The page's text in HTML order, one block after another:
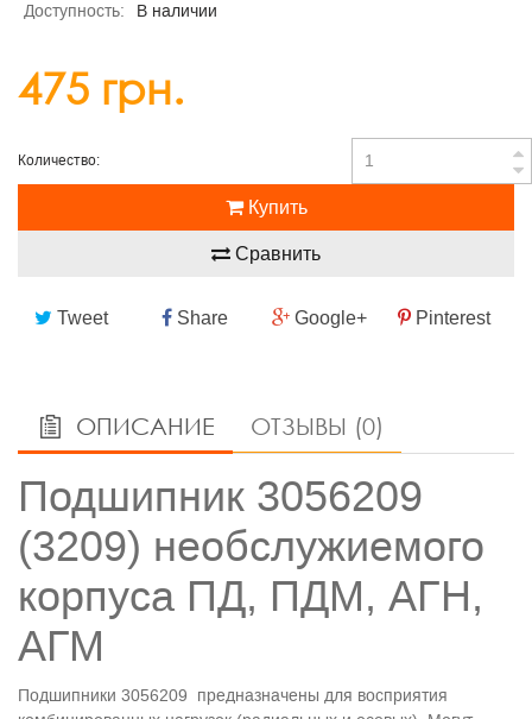
Доступность:
В наличии
475 грн.
Количество:
Купить
Сравнить
Tweet Share Google+ Pinterest
ОПИСАНИЕ ОТЗЫВЫ (0)
Подшипник 3056209
(3209) необслужиемого
корпуса ПД, ПДМ, АГН,
АГМ
Подшипники 3056209 предназначены для восприятия